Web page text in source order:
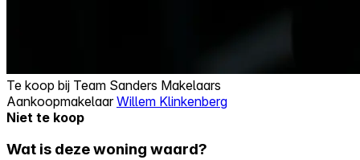
Te koop bij Team Sanders Makelaars
AankoopmakelaarWillem Klinkenberg
Niet te koop
Wat is deze woning waard?